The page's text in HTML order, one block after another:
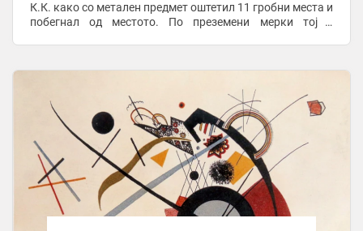
К.К. како со метален предмет оштетил 11 гробни места и
побегнал од местото. По преземени мерки тој е